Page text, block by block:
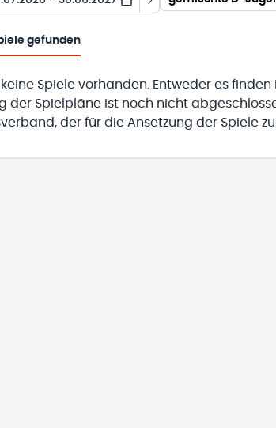
gefunden
keine Spiele vorhanden. Entweder es
der Spielpläne ist noch nicht
der für die Ansetzung der Spiele